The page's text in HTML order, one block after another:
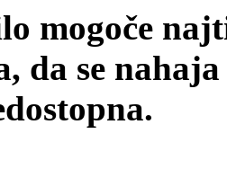
mogoče
da se